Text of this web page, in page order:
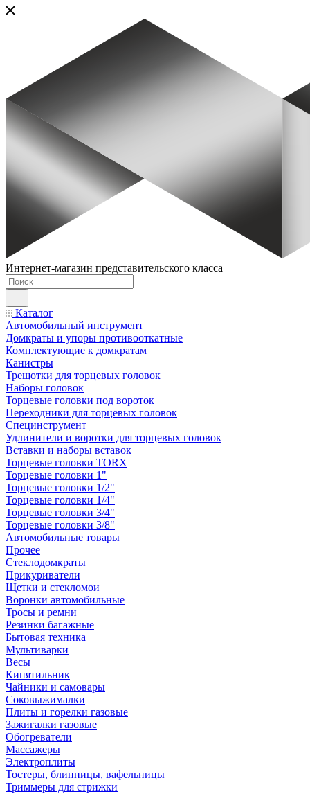
Интернет-магазин представительского класса
Каталог
Автомобильный инструмент
Домкраты и упоры противооткатные
Комплектующие к домкратам
Канистры
Трещотки для торцевых головок
Наборы головок
Торцевые головки под вороток
Переходники для торцевых головок
Специнструмент
Удлинители и воротки для торцевых головок
Вставки и наборы вставок
Торцевые головки TORX
Торцевые головки 1"
Торцевые головки 1/2"
Торцевые головки 1/4"
Торцевые головки 3/4"
Торцевые головки 3/8"
Автомобильные товары
Прочее
Стеклодомкраты
Прикуриватели
Щетки и стекломои
Воронки автомобильные
Тросы и ремни
Резинки багажные
Бытовая техника
Мультиварки
Весы
Кипятильник
Чайники и самовары
Соковыжималки
Плиты и горелки газовые
Зажигалки газовые
Обогреватели
Массажеры
Электроплиты
Тостеры, блинницы, вафельницы
Триммеры для стрижки